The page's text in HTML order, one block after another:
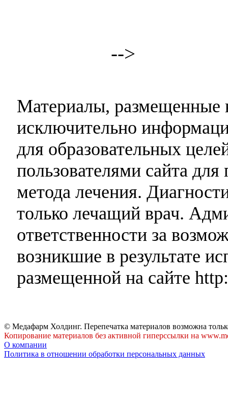
-->
Материалы, размещенные
исключительно
для образовательных
пользователями сайта
метода лечения.
только лечащий врач.
ответственности за
возникшие в результате
размещенной на сайте
© Медафарм Холдинг. Перепечатка материалов возможна
Копирование материалов без активной гиперссылки на
О компании
Политика в отношении обработки персональных данных